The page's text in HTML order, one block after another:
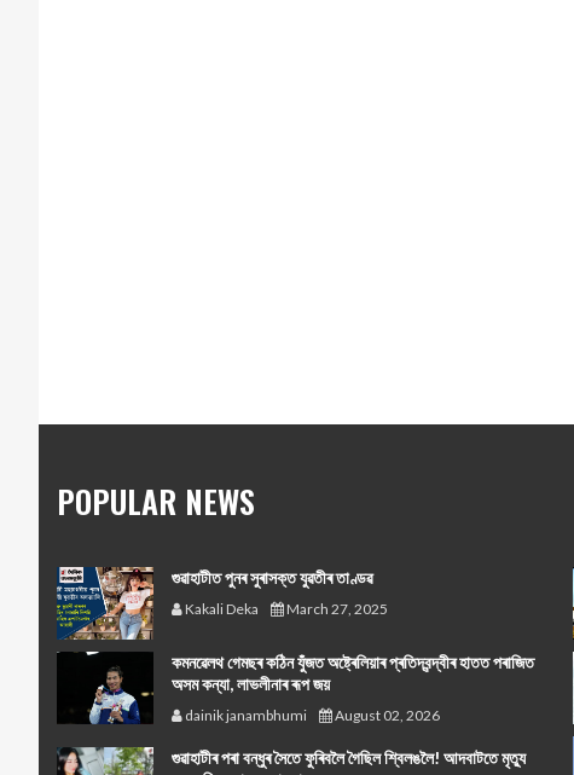
POPULAR NEWS
গুৱাহাটীত পুনৰ সুৰাসক্ত যুৱতীৰ তাণ্ডৱ
Kakali Deka March 27, 2025
কমনৱেলথ গেমছৰ কঠিন যুঁজত অষ্ট্ৰেলিয়াৰ প্ৰতিদ্বন্দ্বীৰ হাতত পৰাজিত
অসম কন্যা, লাভলীনাৰ ৰূপ জয়
dainik janambhumi August 02, 2026
গুৱাহাটীৰ পৰা বন্ধুৰ সৈতে ফুৰিবলৈ গৈছিল শ্বিলঙলৈ! আদবাটতে মৃত্যু